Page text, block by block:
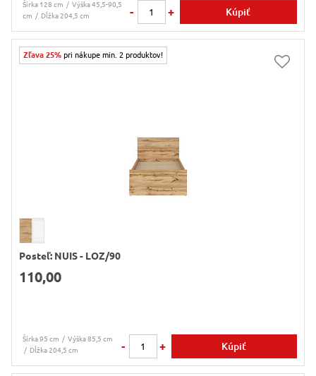
Šírka 128 cm
Výška 45,5-90,5
cm
Dĺžka 204,5 cm - + Kúpiť
Zľava 25% pri nákupe min. 2 produktov!
Posteľ: NUIS - LOZ/90
110,00
Šírka 95 cm
Výška 85,5 cm
Dĺžka 204,5 cm
- + Kúpiť